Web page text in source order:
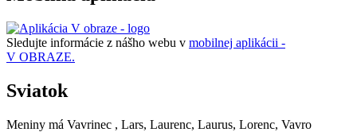
Sledujte informácie z nášho webu v mobilnej aplikácii -
V OBRAZE.
Sviatok
Meniny má Vavrinec , Lars, Laurenc, Laurus, Lorenc, Vavro